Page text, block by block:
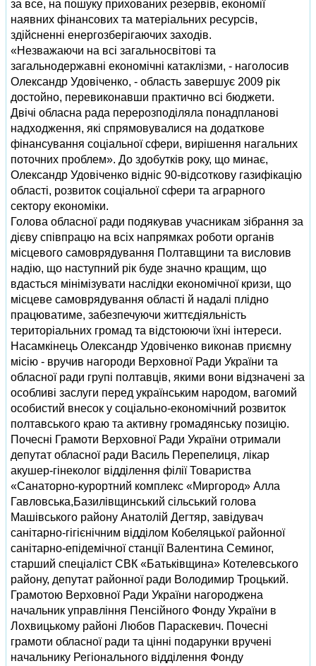
за все, на пошуку прихованих резервів, економії
наявних фінансових та матеріальних ресурсів,
здійсненні енергозберігаючих заходів.
«Незважаючи на всі загальносвітові та
загальнодержавні економічні катаклізми, - наголосив
Олександр Удовіченко, - область завершує 2009 рік
достойно, перевиконавши практично всі бюджети.
Двічі обласна рада перерозподіляла понадпланові
надходження, які спрямовувалися на додаткове
фінансування соціальної сфери, вирішення нагальних
поточних проблем». До здобутків року, що минає,
Олександр Удовіченко відніс 90-відсоткову газифікацію
області, розвиток соціальної сфери та аграрного
сектору економіки.
Голова обласної ради подякував учасникам зібрання за
дієву співпрацю на всіх напрямках роботи органів
місцевого самоврядування Полтавщини та висловив
надію, що наступний рік буде значно кращим, що
вдасться мінімізувати наслідки економічної кризи, що
місцеве самоврядування області й надалі плідно
працюватиме, забезпечуючи життєдіяльність
територіальних громад та відстоюючи їхні інтереси.
Насамкінець Олександр Удовіченко виконав приємну
місію - вручив нагороди Верховної Ради України та
обласної ради групі полтавців, якими вони відзначені за
особливі заслуги перед українським народом, вагомий
особистий внесок у соціально-економічний розвиток
полтавського краю та активну громадянську позицію.
Почесні Грамоти Верховної Ради України отримали
депутат обласної ради Василь Перепелиця, лікар
акушер-гінеколог відділення філії Товариства
«Санаторно-курортний комплекс «Миргород» Алла
Гавловська,Базилівщинський сільський голова
Машівського району Анатолій Дегтяр, завідувач
санітарно-гігієнічним відділом Кобеляцької районної
санітарно-епідемічної станції Валентина Семиног,
старший спеціаліст СВК «Батьківщина» Котелевського
району, депутат районної ради Володимир Троцький.
Грамотою Верховної Ради України нагороджена
начальник управління Пенсійного Фонду України в
Лохвицькому районі Любов Параскевич. Почесні
грамоти обласної ради та цінні подарунки вручені
начальнику Регіонального відділення Фонду